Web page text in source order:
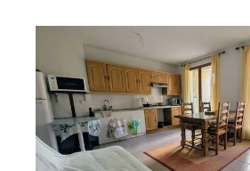
LE NOYER 05
43,81 m2, 2 pièces
Ref : 1164
Appartement T2 à vendre
69 500 €